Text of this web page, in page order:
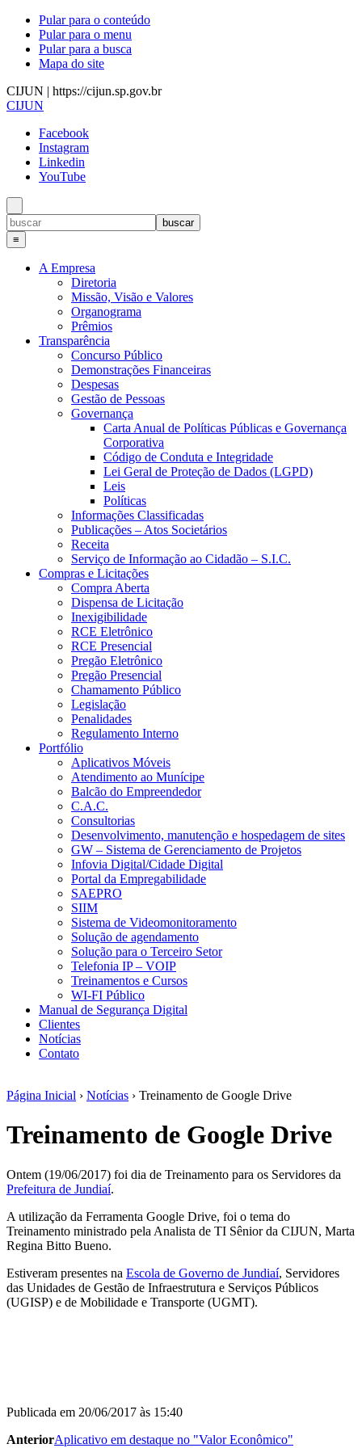
Pular para o conteúdo
Pular para o menu
Pular para a busca
Mapa do site
CIJUN | https://cijun.sp.gov.br
CIJUN
Facebook
Instagram
Linkedin
YouTube
≡
A Empresa
Diretoria
Missão, Visão e Valores
Organograma
Prêmios
Transparência
Concurso Público
Demonstrações Financeiras
Despesas
Gestão de Pessoas
Governança
Carta Anual de Políticas Públicas e Governança
Corporativa
Código de Conduta e Integridade
Lei Geral de Proteção de Dados (LGPD)
Leis
Políticas
Informações Classificadas
Publicações – Atos Societários
Receita
Serviço de Informação ao Cidadão – S.I.C.
Compras e Licitações
Compra Aberta
Dispensa de Licitação
Inexigibilidade
RCE Eletrônico
RCE Presencial
Pregão Eletrônico
Pregão Presencial
Chamamento Público
Legislação
Penalidades
Regulamento Interno
Portfólio
Aplicativos Móveis
Atendimento ao Munícipe
Balcão do Empreendedor
C.A.C.
Consultorias
Desenvolvimento, manutenção e hospedagem de sites
GW – Sistema de Gerenciamento de Projetos
Infovia Digital/Cidade Digital
Portal da Empregabilidade
SAEPRO
SIIM
Sistema de Videomonitoramento
Solução de agendamento
Solução para o Terceiro Setor
Telefonia IP – VOIP
Treinamentos e Cursos
WI-FI Público
Manual de Segurança Digital
Clientes
Notícias
Contato
Página Inicial › Notícias › Treinamento de Google Drive
Treinamento de Google Drive
Ontem (19/06/2017) foi dia de Treinamento para os Servidores da
Prefeitura de Jundiaí.
A utilização da Ferramenta Google Drive, foi o tema do
Treinamento ministrado pela Analista de TI Sênior da CIJUN, Marta
Regina Bitto Bueno.
Estiveram presentes na Escola de Governo de Jundiaí, Servidores
das Unidades de Gestão de Infraestrutura e Serviços Públicos
(UGISP) e de Mobilidade e Transporte (UGMT).
Publicada em 20/06/2017 às 15:40
AnteriorAplicativo em destaque no "Valor Econômico"